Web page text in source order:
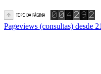
Pageviews (consultas) desde